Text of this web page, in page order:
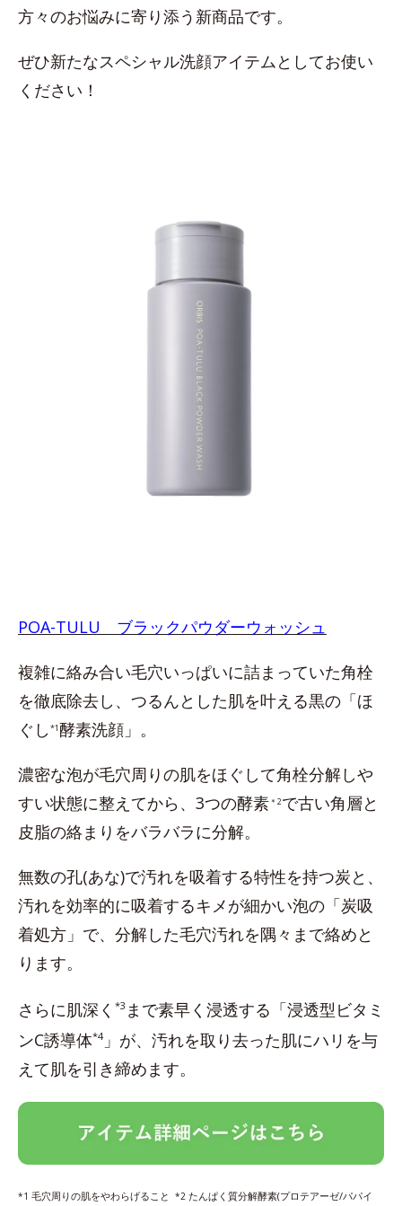
方々のお悩みに寄り添う新商品です。
ぜひ新たなスペシャル洗顔アイテムとしてお使い
ください！
POA-TULU ブラックパウダーウォッシュ
複雑に絡み合い毛穴いっぱいに詰まっていた角栓
を徹底除去し、つるんとした肌を叶える黒の「ほ
ぐし *1酵素洗顔」。
濃密な泡が毛穴周りの肌をほぐして角栓分解しや
すい状態に整えてから、3つの酵素＊2で古い角層と
皮脂の絡まりをバラバラに分解。
無数の孔(あな)で汚れを吸着する特性を持つ炭と、
汚れを効率的に吸着するキメが細かい泡の「炭吸
着処方」で、分解した毛穴汚れを隅々まで絡めと
ります。
さらに肌深く *3 まで素早く浸透する「浸透型ビタミ
ンC誘導体*4」が、汚れを取り去った肌にハリを与
えて肌を引き締めます。
*1 毛穴周りの肌をやわらげること *2 たんぱく質分解酵素(プロテアーゼ/パパイ